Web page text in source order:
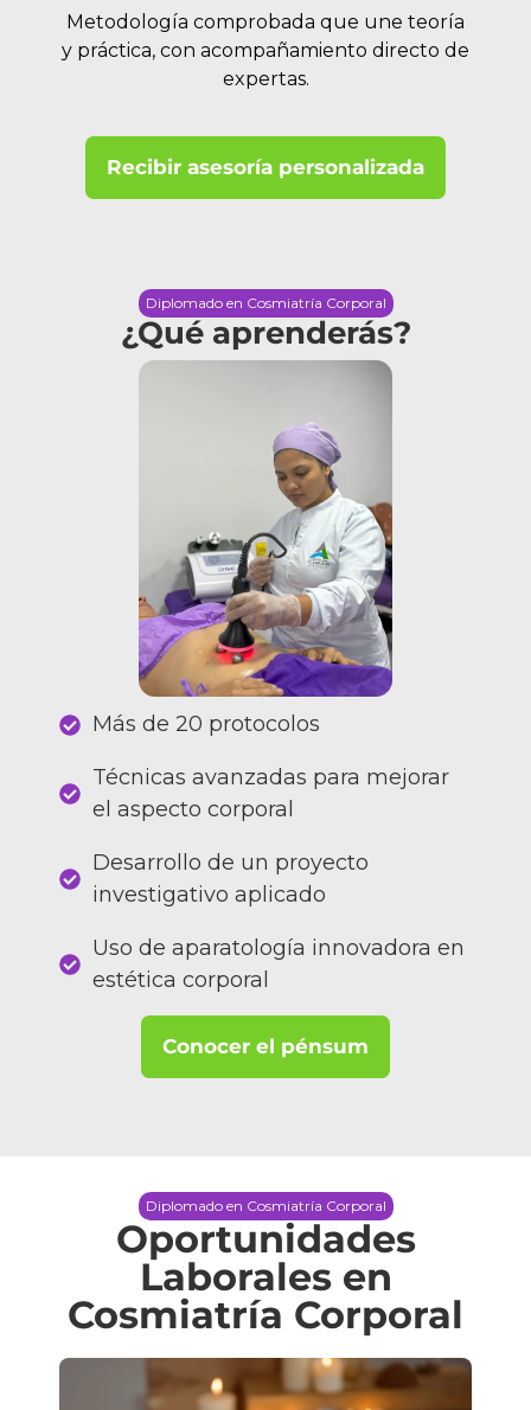
Metodología comprobada que une teoría
y práctica, con acompañamiento directo de
expertas.
Recibir asesoría personalizada
Diplomado en Cosmiatría Corporal
¿Qué aprenderás?
Más de 20 protocolos
Técnicas avanzadas para mejorar
el aspecto corporal
Desarrollo de un proyecto
investigativo aplicado
Uso de aparatología innovadora en
estética corporal
Conocer el pénsum
Diplomado en Cosmiatría Corporal
Oportunidades
Laborales en
Cosmiatría Corporal